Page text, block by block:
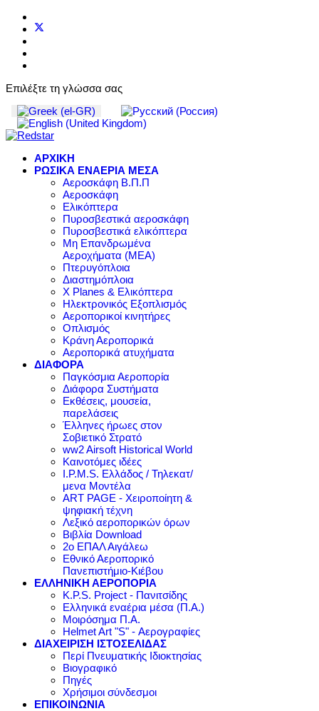
Επιλέξτε τη γλώσσα σας
ΑΡΧΙΚΗ
ΡΩΣΙΚΑ ΕΝΑΕΡΙΑ ΜΕΣΑ
Αεροσκάφη Β.Π.Π
Αεροσκάφη
Ελικόπτερα
Πυροσβεστικά αεροσκάφη
Πυροσβεστικά ελικόπτερα
Μη Επανδρωμένα
Αεροχήματα (ΜΕΑ)
Πτερυγόπλοια
Διαστημόπλοια
X Planes & Ελικόπτερα
Ηλεκτρονικός Εξοπλισμός
Αεροπορικοί κινητήρες
Οπλισμός
Κράνη Αεροπορικά
Αεροπορικά ατυχήματα
ΔΙΑΦΟΡΑ
Παγκόσμια Αεροπορία
Διάφορα Συστήματα
Εκθέσεις, μουσεία,
παρελάσεις
Έλληνες ήρωες στον
Σοβιετικό Στρατό
ww2 Airsoft Historical World
Καινοτόμες ιδέες
I.P.M.S. Ελλάδος / Τηλεκατ/
μενα Μοντέλα
ART PAGE - Χειροποίητη &
ψηφιακή τέχνη
Λεξικό αεροπορικών όρων
Βιβλία Download
2ο ΕΠΑΛ Αιγάλεω
Εθνικό Αεροπορικό
Πανεπιστήμιο-Κιέβου
ΕΛΛΗΝΙΚΗ ΑΕΡΟΠΟΡΙΑ
K.P.S. Project - Πανιτσίδης
Ελληνικά εναέρια μέσα (Π.Α.)
Μοιρόσημα Π.Α.
Helmet Art "S" - Αερογραφίες
ΔΙΑΧΕΙΡΙΣΗ ΙΣΤΟΣΕΛΙΔΑΣ
Περί Πνευματικής Ιδιοκτησίας
Βιογραφικό
Πηγές
Χρήσιμοι σύνδεσμοι
ΕΠΙΚΟΙΝΩΝΙΑ